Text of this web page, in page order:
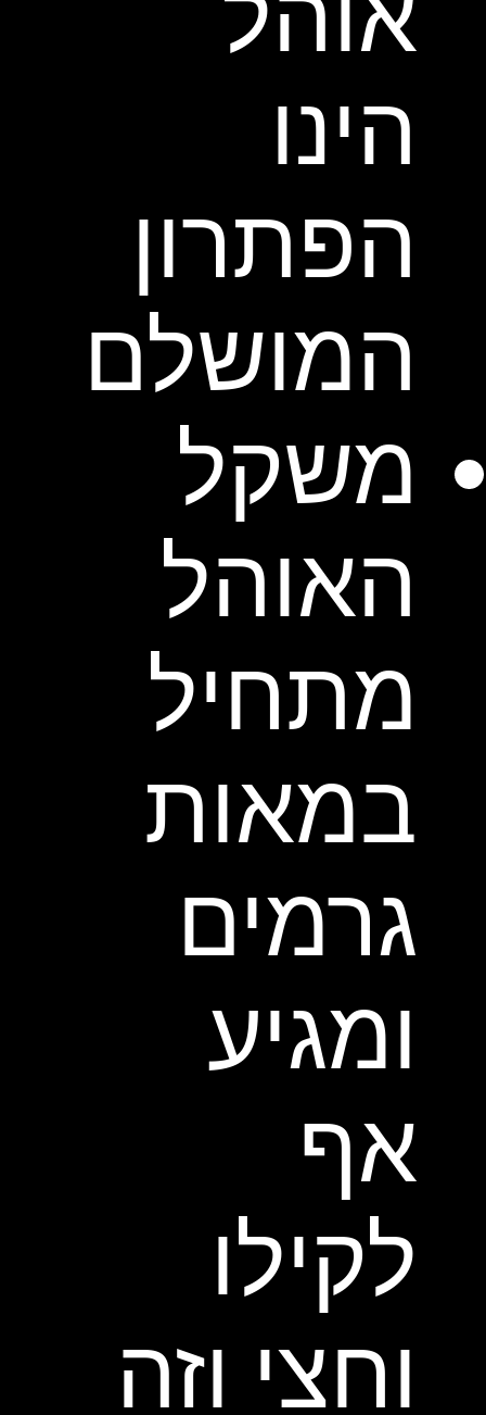
הינו
הפתרון
המושלם
משקל
האוהל
מתחיל
במאות
גרמים
ומגיע
אף
לקילו
וחצי וזה